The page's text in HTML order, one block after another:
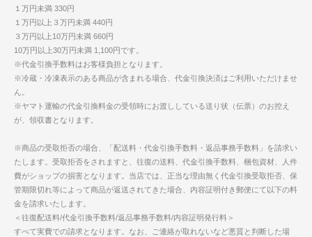
１万円未満 330円
１万円以上３万円未満 440円
３万円以上10万円未満 660円
10万円以上30万円未満 1,100円です。
※代金引換手数料はお客様負担となります。
※冷蔵・冷凍表示のある商品が含まれる場合、代金引換決済はご利用いただけませ
ん。
※ヤマト運輸の代金引換料金の受領時にお渡ししている送り状（伝票）のお控え
が、領収書となります。
※商品の受取拒否の場合、「配送料・代金引換手数料・返品事務手数料」を請求い
たします。受取拒否をされますと、往復の送料、代金引換手数料、梱包資材、人件
費がショップの損害となります。当店では、正当な理由無く代金引換受取拒否、保
管期限切れ等によって商品が返送されてきた場合、内容証明付き郵便にて以下の料
金を請求いたします。
＜往復配送料/代金引換手数料/返品事務手数料/内容証明発行料＞
すべて実費での請求となります。なお、ご連絡が取れないなど悪質と判断した場